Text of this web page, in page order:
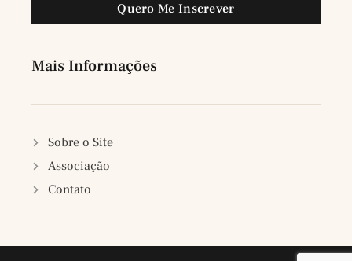
Quero Me Inscrever
Mais Informações
Sobre o Site
Associação
Contato